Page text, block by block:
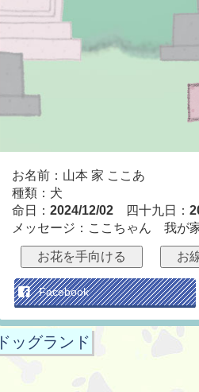
お名前：山本 家 ここあ
種類：犬
命日： 2024/12/02 四十九日：
メッセージ：ここちゃん 我が
お花を手向ける お
Facebook
ドッグランド